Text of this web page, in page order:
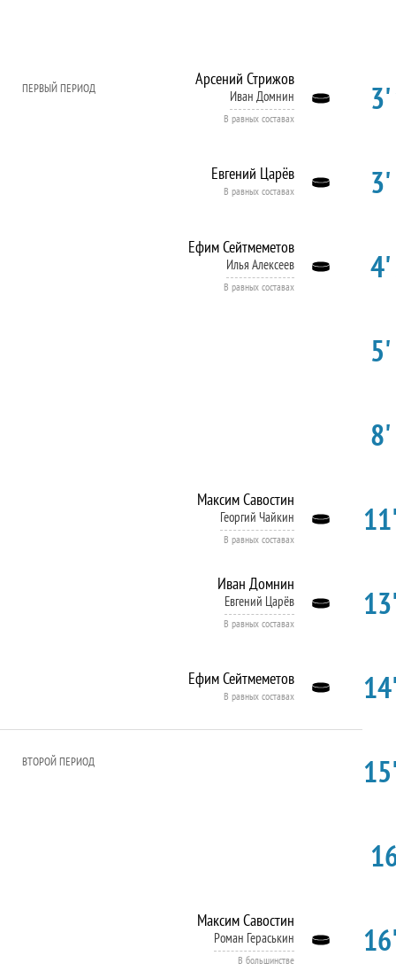
ПЕРВЫЙ ПЕРИОД Арсений Стрижов
Иван Домнин
В равных составах
Евгений Царёв
В равных составах
Ефим Сейтмеметов
Илья Алексеев
В равных составах
Максим Савостин
Георгий Чайкин
В равных составах
Иван Домнин
Евгений Царёв
В равных составах
Ефим Сейтмеметов
В равных составах
ВТОРОЙ ПЕРИОД
Максим Савостин
Роман Гераськин
В большинстве